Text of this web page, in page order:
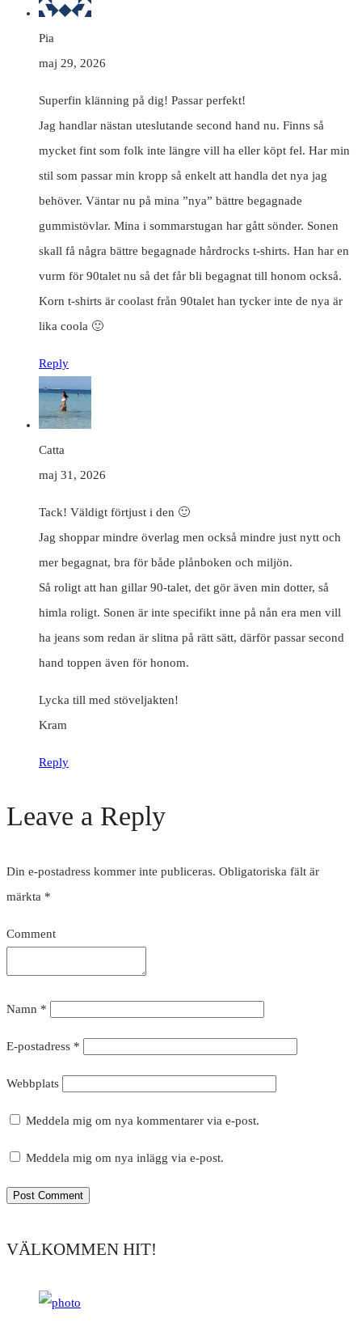
Pia
maj 29, 2026
Superfin klänning på dig! Passar perfekt!
Jag handlar nästan uteslutande second hand nu. Finns så
mycket fint som folk inte längre vill ha eller köpt fel. Har min
stil som passar min kropp så enkelt att handla det nya jag
behöver. Väntar nu på mina ”nya” bättre begagnade
gummistövlar. Mina i sommarstugan har gått sönder. Sonen
skall få några bättre begagnade hårdrocks t-shirts. Han har en
vurm för 90talet nu så det får bli begagnat till honom också.
Korn t-shirts är coolast från 90talet han tycker inte de nya är
lika coola 🙂
Reply
Catta
maj 31, 2026
Tack! Väldigt förtjust i den 🙂
Jag shoppar mindre överlag men också mindre just nytt och
mer begagnat, bra för både plånboken och miljön.
Så roligt att han gillar 90-talet, det gör även min dotter, så
himla roligt. Sonen är inte specifikt inne på nån era men vill
ha jeans som redan är slitna på rätt sätt, därför passar second
hand toppen även för honom.
Lycka till med stöveljakten!
Kram
Reply
Leave a Reply
Din e-postadress kommer inte publiceras. Obligatoriska fält är
märkta *
Comment
Namn *
E-postadress *
Webbplats
Meddela mig om nya kommentarer via e-post.
Meddela mig om nya inlägg via e-post.
VÄLKOMMEN HIT!